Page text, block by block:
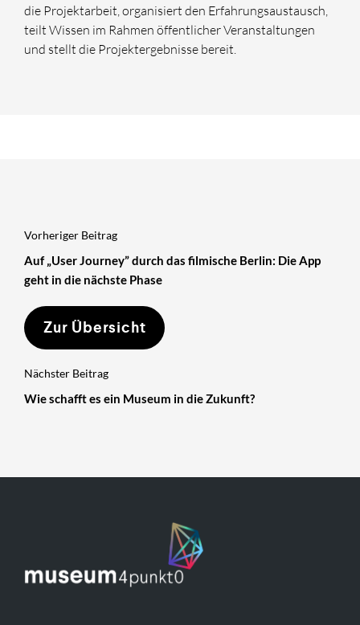
die Projektarbeit, organisiert den Erfahrungsaustausch,
teilt Wissen im Rahmen öffentlicher Veranstaltungen
und stellt die Projektergebnisse bereit.
Vorheriger Beitrag
Auf „User Journey” durch das filmische Berlin: Die App
geht in die nächste Phase
Zur Übersicht
Nächster Beitrag
Wie schafft es ein Museum in die Zukunft?